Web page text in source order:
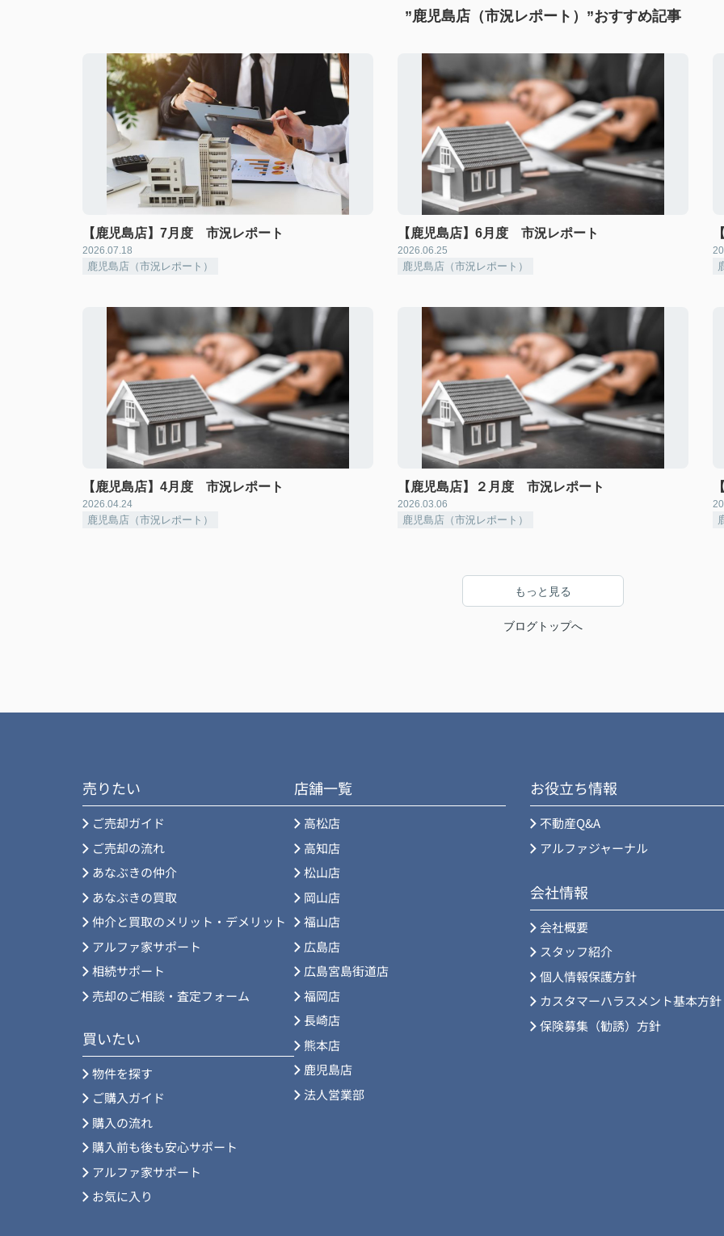
”鹿児島店（市況レポート）”おすすめ記事
【鹿児島店】7月度 市況レポート
2026.07.18
鹿児島店（市況レポート）
【鹿児島店】6月度 市況レポート
2026.06.25
鹿児島店（市況レポート）
【鹿児島店】4月度 市況レポート
2026.04.24
鹿児島店（市況レポート）
【鹿児島店】２月度 市況レポート
2026.03.06
鹿児島店（市況レポート）
もっと見る
ブログトップへ
売りたい
ご売却ガイド
ご売却の流れ
あなぶきの仲介
あなぶきの買取
仲介と買取のメリット・デメリット
アルファ家サポート
相続サポート
売却のご相談・査定フォーム
買いたい
物件を探す
ご購入ガイド
購入の流れ
購入前も後も安心サポート
アルファ家サポート
お気に入り
店舗一覧
高松店
高知店
松山店
岡山店
福山店
広島店
広島宮島街道店
福岡店
長崎店
熊本店
鹿児島店
法人営業部
お役立ち情報
不動産Q&A
アルファジャーナル
会社情報
会社概要
スタッフ紹介
個人情報保護方針
カスタマーハラスメント基本方針
保険募集（勧誘）方針